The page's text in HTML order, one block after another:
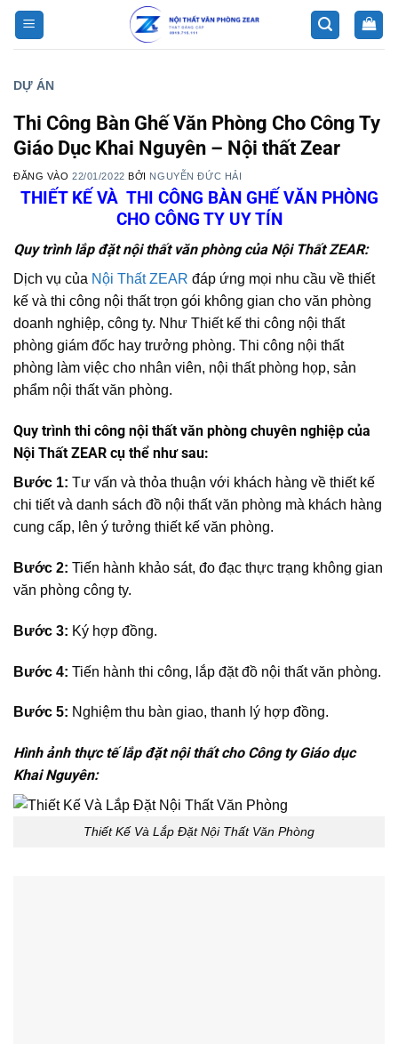
Bỏ
qua
nội
DỰ ÁN
Thi Công Bàn Ghế Văn Phòng Cho Công Ty
Giáo Dục Khai Nguyên – Nội thất Zear
ĐĂNG VÀO22/01/2022 BỞI NGUYỄN ĐỨC HẢI
THIẾT KẾ VÀ THI CÔNG BÀN GHẾ VĂN PHÒNG
CHO CÔNG TY UY TÍN
Quy trình lắp đặt nội thất văn phòng của Nội Thất ZEAR:
Dịch vụ của Nội Thất ZEAR đáp ứng mọi nhu cầu về thiết
kế và thi công nội thất trọn gói không gian cho văn phòng
doanh nghiệp, công ty. Như Thiết kế thi công nội thất
phòng giám đốc hay trưởng phòng. Thi công nội thất
phòng làm việc cho nhân viên, nội thất phòng họp, sản
phẩm nội thất văn phòng.
Quy trình thi công nội thất văn phòng chuyên nghiệp của
Nội Thất ZEAR cụ thể như sau:
Bước 1: Tư vấn và thỏa thuận với khách hàng về thiết kế
chi tiết và danh sách đồ nội thất văn phòng mà khách hàng
cung cấp, lên ý tưởng thiết kế văn phòng.
Bước 2: Tiến hành khảo sát, đo đạc thực trạng không gian
văn phòng công ty.
Bước 3: Ký hợp đồng.
Bước 4: Tiến hành thi công, lắp đặt đồ nội thất văn phòng.
Bước 5: Nghiệm thu bàn giao, thanh lý hợp đồng.
Hình ảnh thực tế lắp đặt nội thất cho Công ty Giáo dục
Khai Nguyên:
Thiết Kế Và Lắp Đặt Nội Thất Văn Phòng